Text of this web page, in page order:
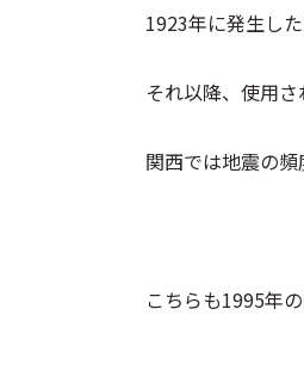
1923年に発生し
それ以降、使用
関西では地震の
こちらも1995年